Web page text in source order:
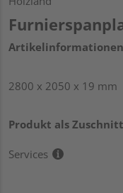
Artikelinformationen
2800 x 2050 x 19 mm
Produkt als
Services